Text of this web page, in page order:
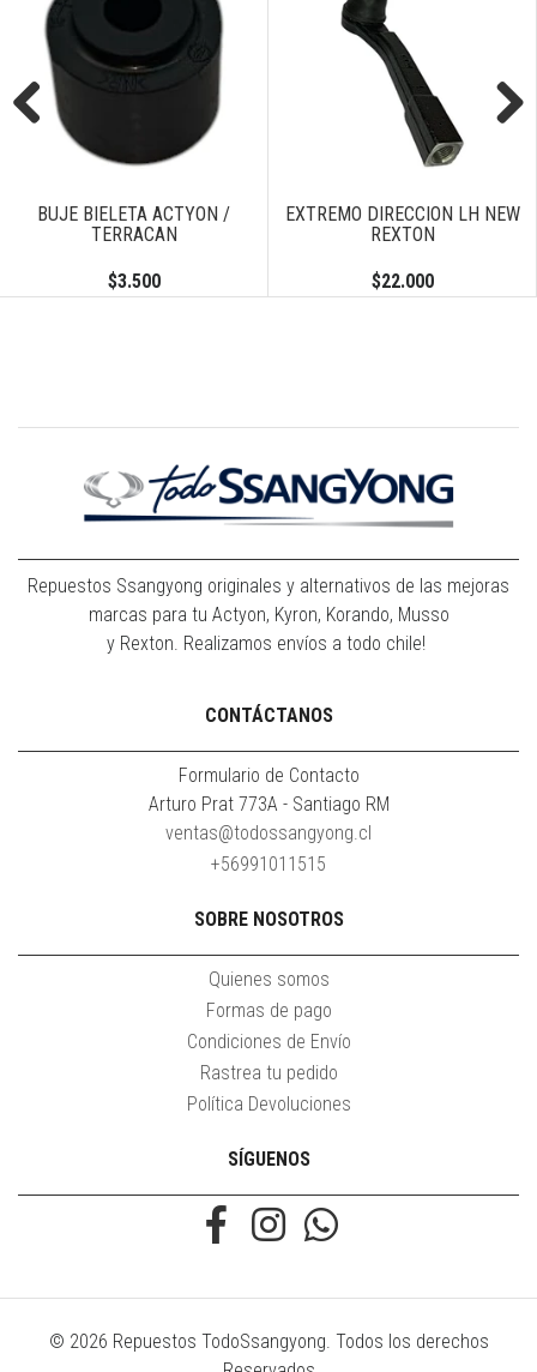
BUJE BIELETA ACTYON /
TERRACAN
$3.500
EXTREMO DIRECCION LH NEW
REXTON
$22.000
Repuestos Ssangyong originales y alternativos de las mejoras
marcas para tu Actyon, Kyron, Korando, Musso
y Rexton. Realizamos envíos a todo chile!
CONTÁCTANOS
Formulario de Contacto
Arturo Prat 773A - Santiago RM
ventas@todossangyong.cl
+56991011515
SOBRE NOSOTROS
Quienes somos
Formas de pago
Condiciones de Envío
Rastrea tu pedido
Política Devoluciones
SÍGUENOS
© 2026 Repuestos TodoSsangyong. Todos los derechos